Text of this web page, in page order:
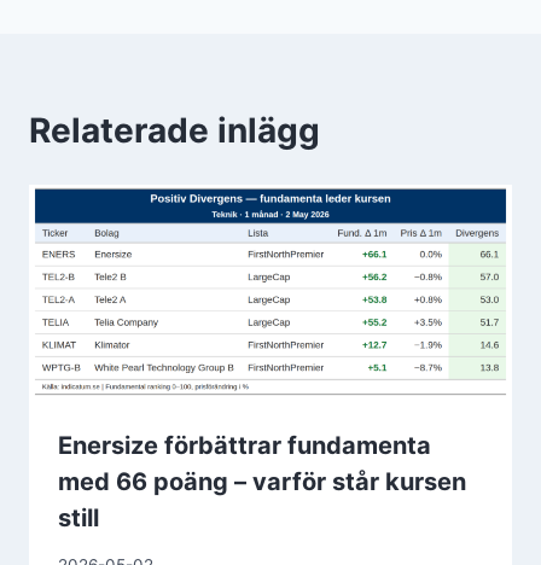
Relaterade inlägg
Enersize förbättrar fundamenta
med 66 poäng – varför står kursen
still